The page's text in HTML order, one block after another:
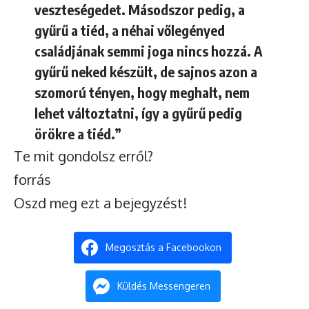
veszteségedet. Másodszor pedig, a
gyűrű a tiéd, a néhai vőlegényed
családjának semmi joga nincs hozzá. A
gyűrű neked készült, de sajnos azon a
szomorú tényen, hogy meghalt, nem
lehet változtatni, így a gyűrű pedig
örökre a tiéd.”
Te mit gondolsz erről?
forrás
Oszd meg ezt a bejegyzést!
Megosztás a Facebookon
Küldés Messengeren